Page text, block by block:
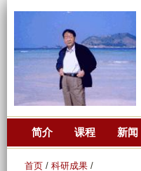
简介 课程 新闻
首页 / 科研成果 /